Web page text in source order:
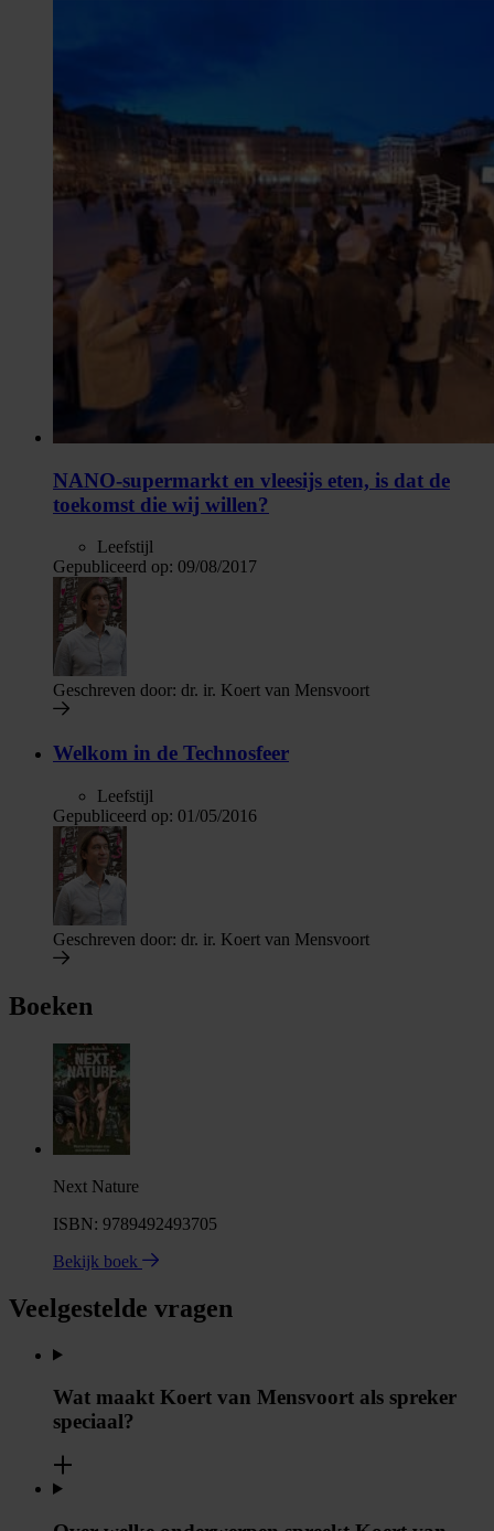
NANO-supermarkt en vleesijs eten, is dat de
toekomst die wij willen?
Leefstijl
Gepubliceerd op: 09/08/2017
Geschreven door: dr. ir. Koert van Mensvoort
Welkom in de Technosfeer
Leefstijl
Gepubliceerd op: 01/05/2016
Geschreven door: dr. ir. Koert van Mensvoort
Boeken
Next Nature
ISBN: 9789492493705
Bekijk boek
Veelgestelde vragen
Wat maakt Koert van Mensvoort als spreker
speciaal?